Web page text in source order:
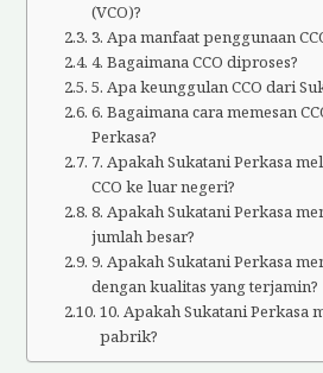
(VCO)?
3. Apa manfaat penggunaan
4. Bagaimana CCO diproses?
5. Apa keunggulan CCO dari
6. Bagaimana cara memesan
Perkasa?
7. Apakah Sukatani Perkasa
CCO ke luar negeri?
8. Apakah Sukatani Perkasa
jumlah besar?
9. Apakah Sukatani Perkasa
dengan kualitas yang terjamin?
10. Apakah Sukatani Perkasa
pabrik?